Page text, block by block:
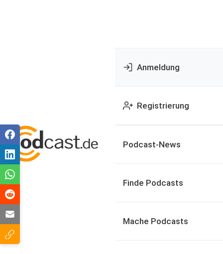
Anmeldung
Registrierung
Podcast-News
Finde Podcasts
Mache Podcasts